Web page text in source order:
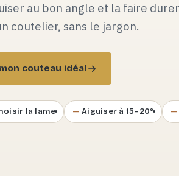
au bon angle et la faire
coutelier, sans le jargon.
couteau idéal
la lame Aiguiser à 15–20°